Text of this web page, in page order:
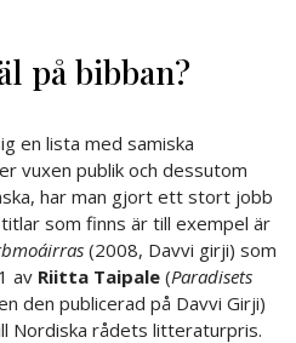
på bibban?
en lista med samiska
vuxen publik och dessutom
har man gjort ett stort jobb
som finns är till exempel är
(2008, Davvi girji) som
av Riitta Taipale (Paradisets
den publicerad på Davvi Girji)
Nordiska rådets litteraturpris.